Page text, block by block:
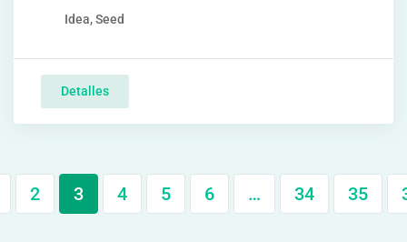
Idea, Seed
Detalles
2 3 4 5 6 … 34 35